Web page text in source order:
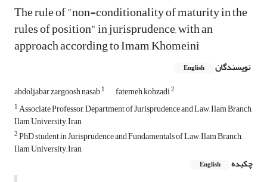
The rule of "non-conditionality of maturity in the
rules of position" in jurisprudence, with an
approach according to Imam Khomeini
نویسندگان English
abdoljabar zargoosh nasab1 fatemeh kohzadi2
1Associate Professor, Department of Jurisprudence and Law, Ilam Branch,
Ilam University, Iran
2PhD student in Jurisprudence and Fundamentals of Law, Ilam Branch,
Ilam University, Iran
چکیده
English